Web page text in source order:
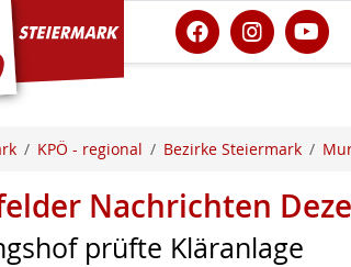
KPÖ - regional Bezirke Steiermark
Nachrichten
prüfte Kläranlage